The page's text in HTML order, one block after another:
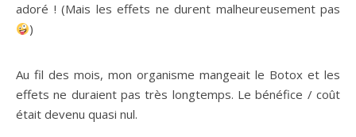
adoré ! (Mais les effets ne durent malheureusement pas
)
Au fil des mois, mon organisme mangeait le Botox et les
effets ne duraient pas très longtemps. Le bénéfice / coût
était devenu quasi nul.